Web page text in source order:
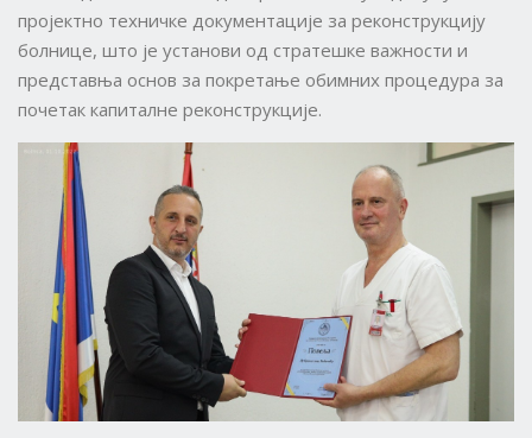
пројектно техничке документације за реконструкцију
болнице, што је установи од стратешке важности и
представња основ за покретање обимних процедура за
почетак капиталне реконструкције.